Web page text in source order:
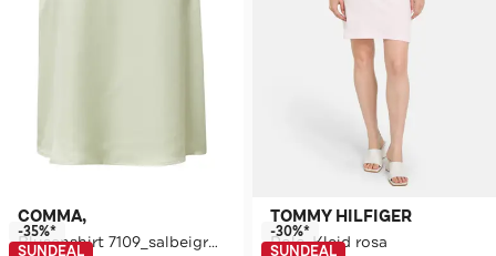
COMMA,
Blusenshirt 7109_salbeigrün
-35%*
SUNDEAL
TOMMY HILFIGER
Polo-Kleid rosa
-30%*
SUNDEAL